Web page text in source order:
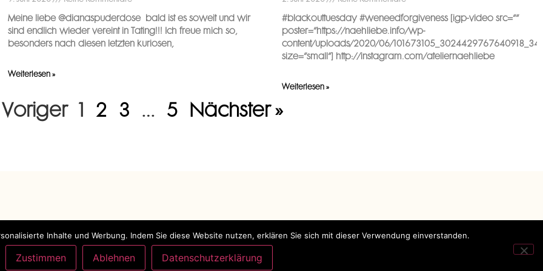
Meine liebe @dianaspuderdose ️ bald ist es soweit und wir
sind endlich wieder vereint in Tating!!! Ich freue mich so,
besonders nach diesen letzten kuriosen,
Weiterlesen »
#blackouttuesday #weneedforgiveness [igp-video src=““
poster=“https://naehliebe.info/wp-
content/uploads/2020/06/
size=“small“] http://instagram.com/ateliernaehliebe
Weiterlesen »
Voriger 1 2 3 … 5 Nächster »
KONTAKT
Telefon: 0160 989 241 69
Impressum
Inhalte und Werbung. Indem Sie diese Website nutzen, erklären Sie sich mit dieser Verwendung einverstanden.
Zustimmen Ablehnen Datenschutzerklärung